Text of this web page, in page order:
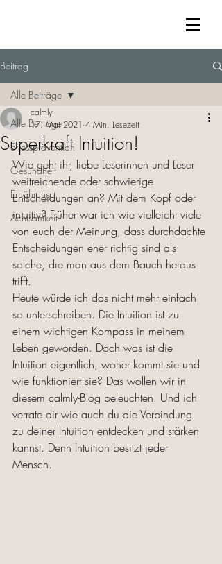
Beitrag
Alle Beiträge
Stressprävention
Gesundheit
Ernährung
Achtsamkeit
Alle Beiträge
Superkraft Intuition!
calmly
17. Mai 2021 4 Min. Lesezeit
Wie geht ihr, liebe Leserinnen und Leser
weitreichende oder schwierige
Entscheidungen an? Mit dem Kopf oder
intuitiv? Früher war ich wie vielleicht viele
von euch der Meinung, dass durchdachte
Entscheidungen eher richtig sind als
solche, die man aus dem Bauch heraus
trifft.
Heute würde ich das nicht mehr einfach
so unterschreiben. Die Intuition ist zu
einem wichtigen Kompass in meinem
Leben geworden. Doch was ist die
Intuition eigentlich, woher kommt sie und
wie funktioniert sie? Das wollen wir in
diesem calmly-Blog beleuchten. Und ich
verrate dir wie auch du die Verbindung
zu deiner Intuition entdecken und stärken
kannst. Denn Intuition besitzt jeder
Mensch.